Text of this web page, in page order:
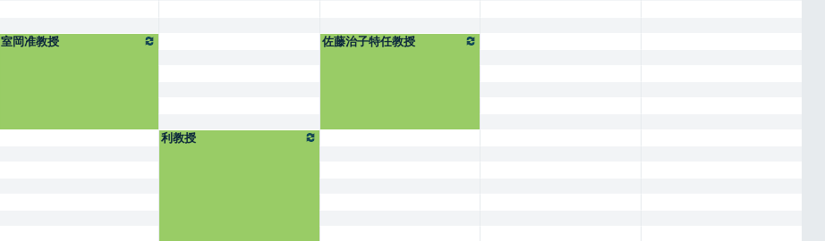
室岡准教授
佐藤治子特任教授
利教授